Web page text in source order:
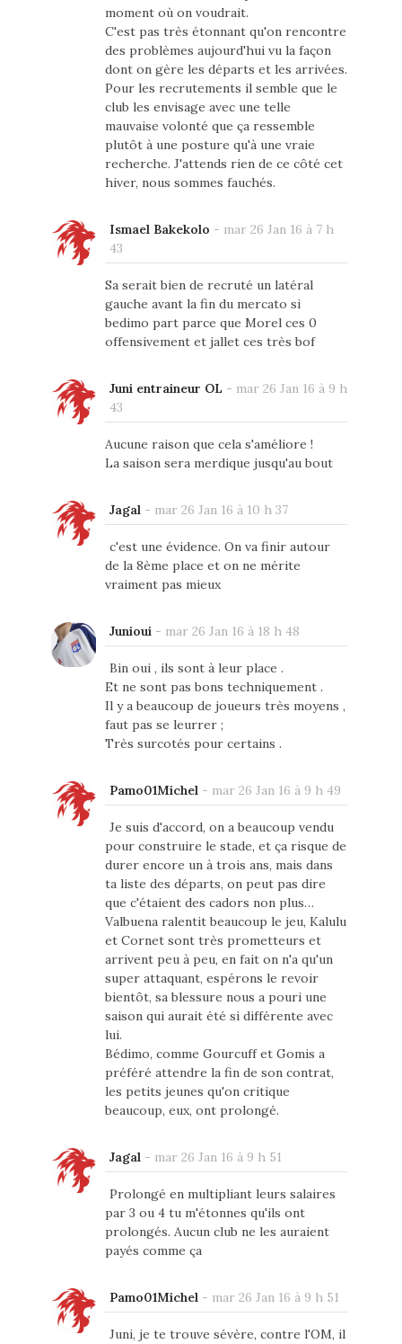
moment où on voudrait.
C'est pas très étonnant qu'on rencontre
des problèmes aujourd'hui vu la façon
dont on gère les départs et les arrivées.
Pour les recrutements il semble que le
club les envisage avec une telle
mauvaise volonté que ça ressemble
plutôt à une posture qu'à une vraie
recherche. J'attends rien de ce côté cet
hiver, nous sommes fauchés.
Ismael Bakekolo - mar 26 Jan 16 à 7 h
43
Sa serait bien de recruté un latéral
gauche avant la fin du mercato si
bedimo part parce que Morel ces 0
offensivement et jallet ces très bof
Juni entraineur OL - mar 26 Jan 16 à 9 h
43
Aucune raison que cela s'améliore !
La saison sera merdique jusqu'au bout
Jagal- mar 26 Jan 16 à 10 h 37
c'est une évidence. On va finir autour
de la 8ème place et on ne mérite
vraiment pas mieux
Junioui- mar 26 Jan 16 à 18 h 48
Bin oui , ils sont à leur place .
Et ne sont pas bons techniquement .
Il y a beaucoup de joueurs très moyens ,
faut pas se leurrer ;
Très surcotés pour certains .
Pamo01Michel- mar 26 Jan 16 à 9 h 49
Je suis d'accord, on a beaucoup vendu
pour construire le stade, et ça risque de
durer encore un à trois ans, mais dans
ta liste des départs, on peut pas dire
que c'étaient des cadors non plus…
Valbuena ralentit beaucoup le jeu, Kalulu
et Cornet sont très prometteurs et
arrivent peu à peu, en fait on n'a qu'un
super attaquant, espérons le revoir
bientôt, sa blessure nous a pouri une
saison qui aurait été si différente avec
lui.
Bédimo, comme Gourcuff et Gomis a
préféré attendre la fin de son contrat,
les petits jeunes qu'on critique
beaucoup, eux, ont prolongé.
Jagal- mar 26 Jan 16 à 9 h 51
Prolongé en multipliant leurs salaires
par 3 ou 4 tu m'étonnes qu'ils ont
prolongés. Aucun club ne les auraient
payés comme ça
Pamo01Michel- mar 26 Jan 16 à 9 h 51
Juni, je te trouve sévère, contre l'OM, il